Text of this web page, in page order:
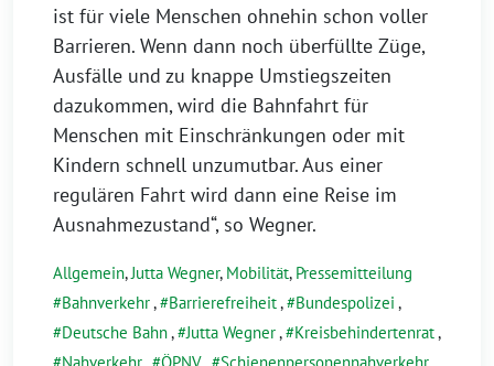
ist für viele Menschen ohnehin schon voller
Barrieren. Wenn dann noch überfüllte Züge,
Ausfälle und zu knappe Umstiegszeiten
dazukommen, wird die Bahnfahrt für
Menschen mit Einschränkungen oder mit
Kindern schnell unzumutbar. Aus einer
regulären Fahrt wird dann eine Reise im
Ausnahmezustand“, so Wegner.
Allgemein, Jutta Wegner, Mobilität, Pressemitteilung
Bahnverkehr, Barrierefreiheit, Bundespolizei ,
Deutsche Bahn, Jutta Wegner, Kreisbehindertenrat,
Nahverkehr
ÖPNV Schienenpersonennahverkehr